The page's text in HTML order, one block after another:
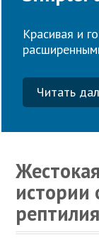
Красивая и
Читать
истории